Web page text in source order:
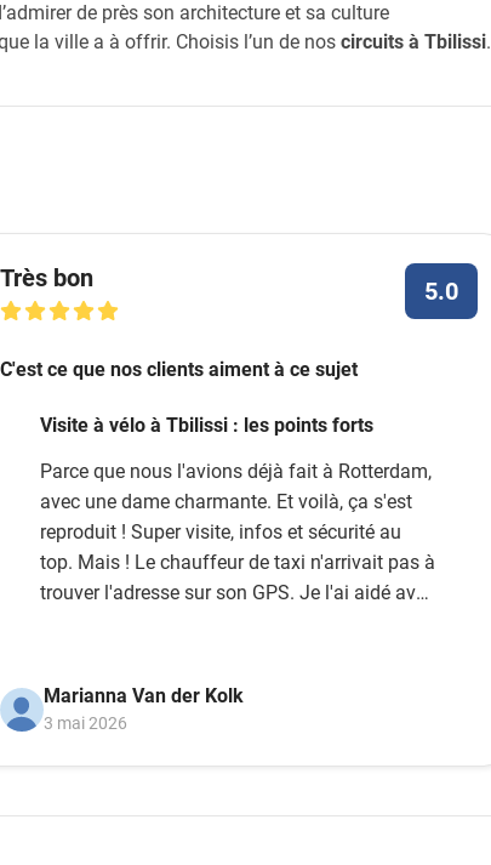
de près son architecture et sa culture
la ville a à offrir. Choisis l’un de nos circuits à Tbilissi.
Très bon 5.0
C'est ce que nos clients aiment à ce sujet
Visite à vélo à Tbilissi : les points forts
Parce que nous l'avions déjà fait à Rotterdam,
avec une dame charmante. Et voilà, ça s'est
reproduit ! Super visite, infos et sécurité au
top. Mais ! Le chauffeur de taxi n'arrivait pas à
trouver l'adresse sur son GPS. Je l'ai aidé avec
attirerez encore plus de monde à vélo, avec
l'aide du gouvernement.
Marianna Van der Kolk
3 mai 2026